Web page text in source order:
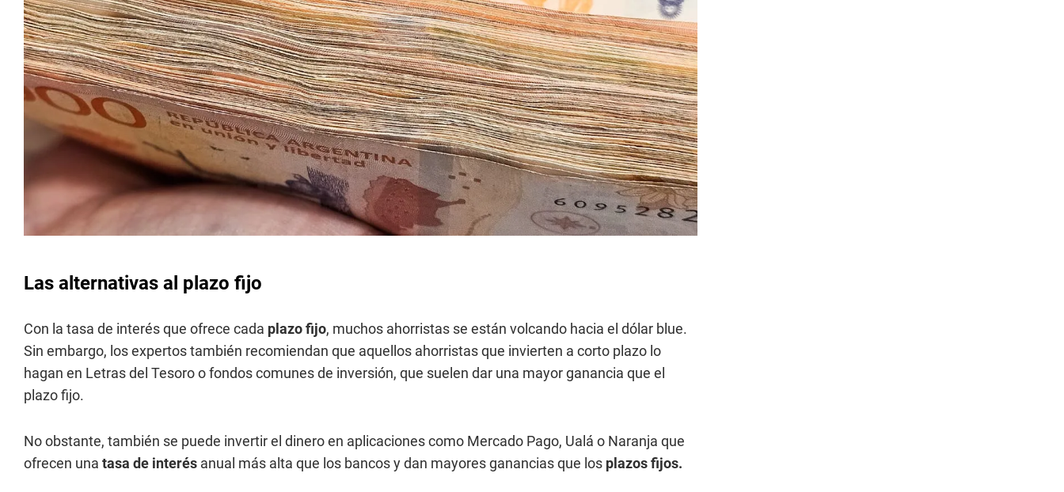
Las alternativas al plazo fijo
Con la tasa de interés que ofrece cada plazo fijo, muchos ahorristas se están volcando hacia el dólar blue.
Sin embargo, los expertos también recomiendan que aquellos ahorristas que invierten a corto plazo lo
hagan en Letras del Tesoro o fondos comunes de inversión, que suelen dar una mayor ganancia que el
plazo fijo.
No obstante, también se puede invertir el dinero en aplicaciones como Mercado Pago, Ualá o Naranja que
ofrecen una tasa de interés anual más alta que los bancos y dan mayores ganancias que los plazos fijos.